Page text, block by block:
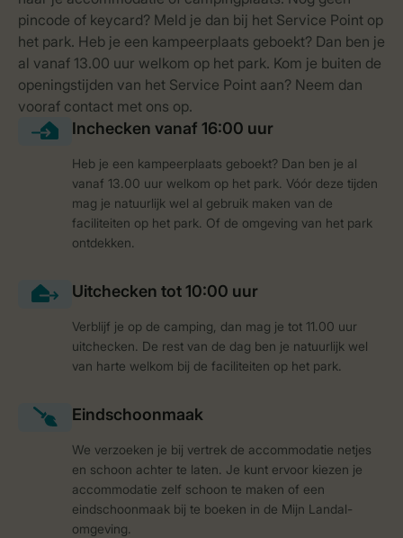
Heb je een kampeerplaats geboekt? Dan ben je al
vanaf 13.00 uur welkom op het park. Vóór deze tijden
mag je natuurlijk wel al gebruik maken van de
faciliteiten op het park. Of de omgeving van het park
ontdekken.
Verblijf je op de camping, dan mag je tot 11.00 uur
uitchecken. De rest van de dag ben je natuurlijk wel
van harte welkom bij de faciliteiten op het park.
We verzoeken je bij vertrek de accommodatie netjes
en schoon achter te laten. Je kunt ervoor kiezen je
accommodatie zelf schoon te maken of een
eindschoonmaak bij te boeken in de Mijn Landal-
omgeving.